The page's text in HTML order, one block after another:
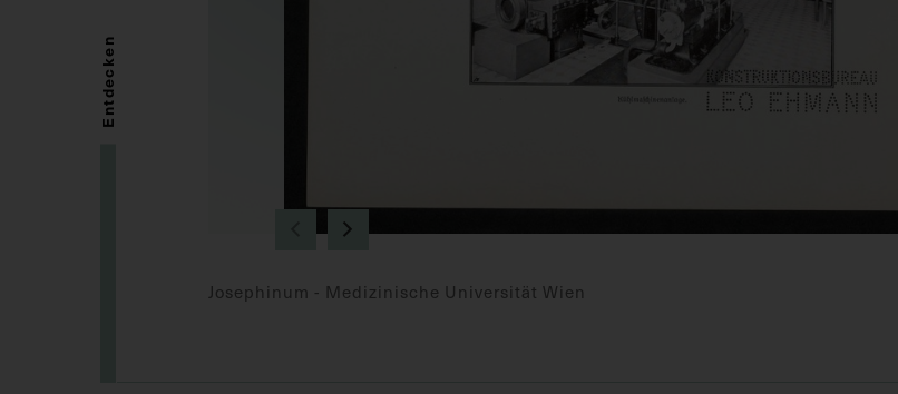
Josephinum - Medizinische Universität Wien
Entdecken